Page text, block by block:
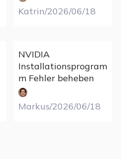
Katrin/2026/06/18
NVIDIA
Installationsprogram
m Fehler beheben
Markus/2026/06/18